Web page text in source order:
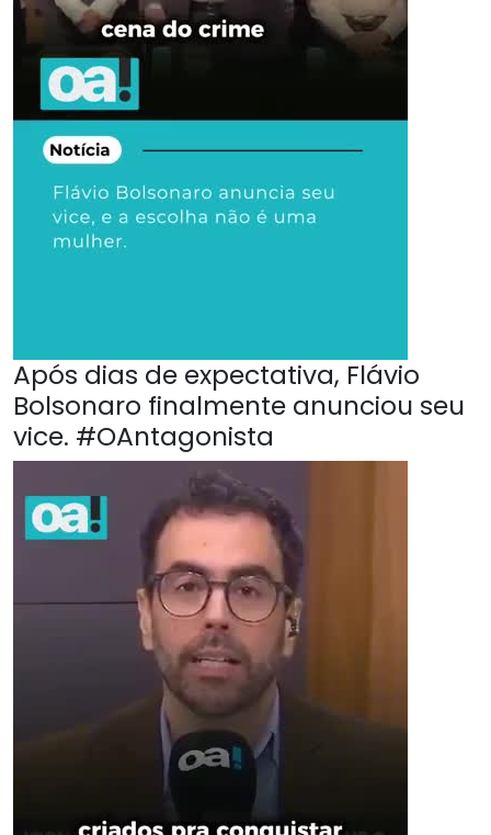
Após dias de expectativa, Flávio
Bolsonaro finalmente anunciou seu
vice. #OAntagonista